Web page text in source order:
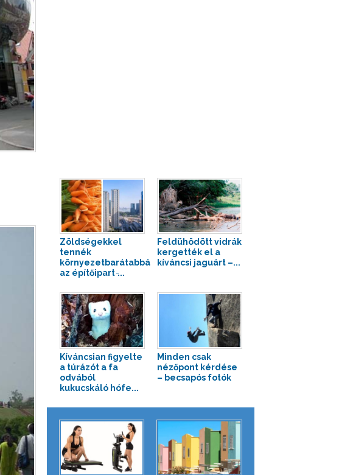
Zöldségekkel
tennék
környezetbarátabbá
az építőipart ̵...
Feldühödött vidrák
kergették el a
kíváncsi jaguárt –...
Kíváncsian figyelte
a túrázót a fa
odvából
kukucskáló hófe...
Minden csak
nézőpont kérdése
– becsapós fotók